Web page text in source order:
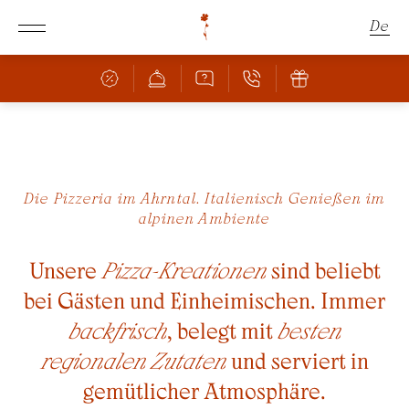
De
En
DAS SCHACHEN
HERRLICHE LAGE
Zimmer & Angebote
ZIMMER & PREISE
ANGEBOTE
INKLUSIVLEISTUNGEN
FAMILIE MIT KINDERN
BUCHUNGSINFOS
Kulinarik
BAR & RESTAURANT
PIZZERIA
KULINARISCHE HIGHLIGHTS
Die Pizzeria im Ahrntal. Italienisch Genießen im
alpinen Ambiente
UnserePizza-Kreationensind beliebt
bei Gästen und Einheimischen. Immer
backfrisch, belegt mit besten
regionalen Zutatenund serviert in
gemütlicher Atmosphäre.